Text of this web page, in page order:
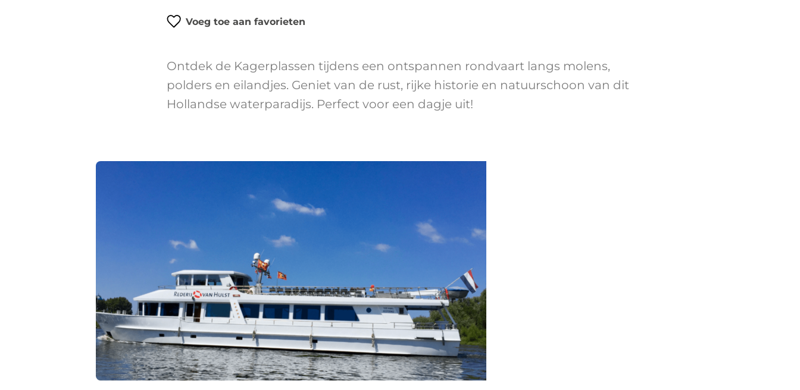
Voeg toe aan favorieten
Ontdek de Kagerplassen tijdens een ontspannen rondvaart langs molens,
polders en eilandjes. Geniet van de rust, rijke historie en natuurschoon van dit
Hollandse waterparadijs. Perfect voor een dagje uit!